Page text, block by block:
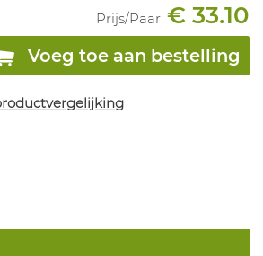
Prijs/Paar: € 33.10
Voeg toe aan bestelling